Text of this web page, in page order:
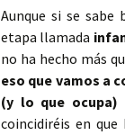
Aunque si se sabe
etapa llamada
no ha hecho más
eso que vamos a
(y lo que ocupa)
coincidiréis en